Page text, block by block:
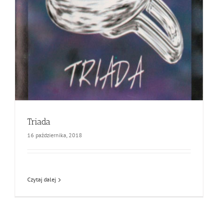
Triada
16 października, 2018
Czytaj dalej